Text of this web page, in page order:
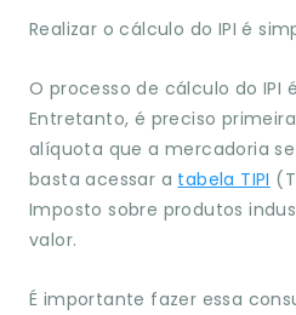
Realizar o cálculo do IPI é
O processo de cálculo do IPI
Entretanto, é preciso
alíquota que a mercadoria se
basta acessar a tabela TIPI
Imposto sobre produtos
valor.
É importante fazer essa